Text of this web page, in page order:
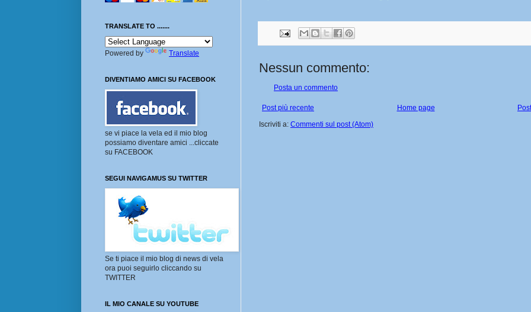
Nessun commento:
Posta un commento
Post più recente
Home page
Iscriviti a: Commenti sul post (Atom)
TRANSLATE TO .......
Powered by Translate
DIVENTIAMO AMICI SU FACEBOOK
se vi piace la vela ed il mio blog
possiamo diventare amici ...cliccate
su FACEBOOK
SEGUI NAVIGAMUS SU TWITTER
Se ti piace il mio blog di news di vela
ora puoi seguirlo cliccando su
TWITTER
IL MIO CANALE SU YOUTUBE